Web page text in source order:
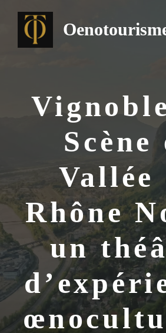
contenu
Scène
Vallée
Rhône
un